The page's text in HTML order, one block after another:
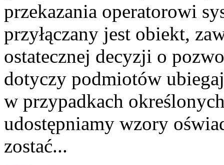
przekazania operatorowi
przyłączany jest obiekt,
ostatecznej decyzji o
dotyczy podmiotów
w przypadkach
udostępniamy wzory
zostać...